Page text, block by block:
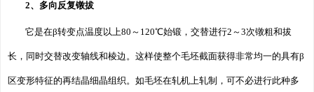
2、多向反复镦拔
它是在β转变点温度以上80～120℃始锻，交替进行2～3次镦粗和拔
长，同时交替改变轴线和棱边。这样使整个毛坯截面获得非常均一的具有β
区变形特征的再结晶细晶组织。如毛坯在轧机上轧制，可不必进行此种多